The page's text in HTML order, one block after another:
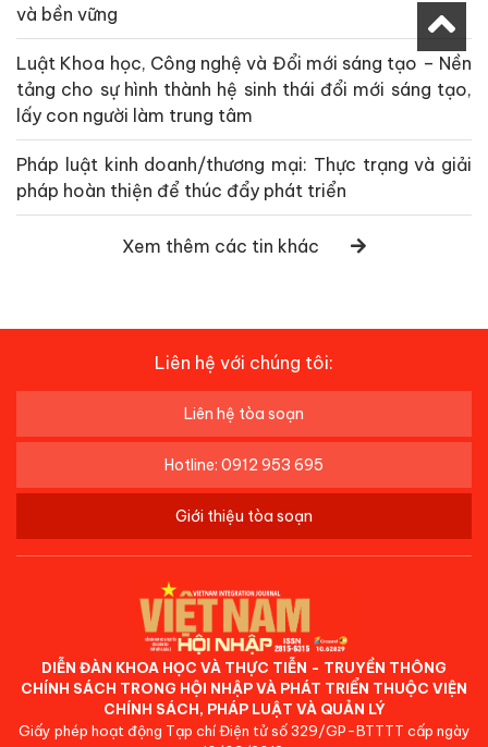
và bền vững
Luật Khoa học, Công nghệ và Đổi mới sáng tạo – Nền
tảng cho sự hình thành hệ sinh thái đổi mới sáng tạo,
lấy con người làm trung tâm
Pháp luật kinh doanh/thương mại: Thực trạng và giải
pháp hoàn thiện để thúc đẩy phát triển
Xem thêm các tin khác
Liên hệ với chúng tôi:
Liên hệ tòa soạn
Hotline: 0912 953 695
Giới thiệu tòa soạn
DIỄN ĐÀN KHOA HỌC VÀ THỰC TIỄN - TRUYỀN THÔNG
CHÍNH SÁCH TRONG HỘI NHẬP VÀ PHÁT TRIỂN THUỘC VIỆN
CHÍNH SÁCH, PHÁP LUẬT VÀ QUẢN LÝ
Giấy phép hoạt động Tạp chí Điện tử số 329/GP-BTTTT cấp ngày